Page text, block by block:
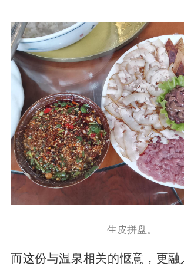
生皮拼盘。
而这份与温泉相关的惬意，更融